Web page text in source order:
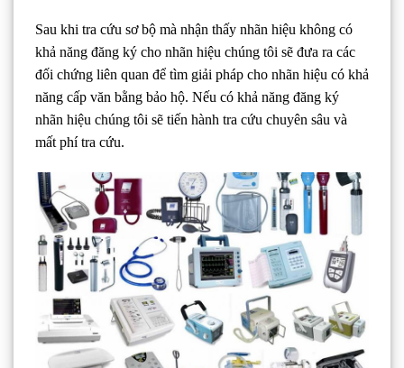
Sau khi tra cứu sơ bộ mà nhận thấy nhãn hiệu không có
khả năng đăng ký cho nhãn hiệu chúng tôi sẽ đưa ra các
đối chứng liên quan để tìm giải pháp cho nhãn hiệu có khả
năng cấp văn bằng bảo hộ. Nếu có khả năng đăng ký
nhãn hiệu chúng tôi sẽ tiến hành tra cứu chuyên sâu và
mất phí tra cứu.